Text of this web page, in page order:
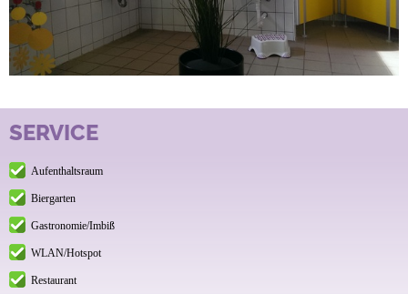
SERVICE
Aufenthaltsraum
Biergarten
Gastronomie/Imbiß
WLAN/Hotspot
Restaurant